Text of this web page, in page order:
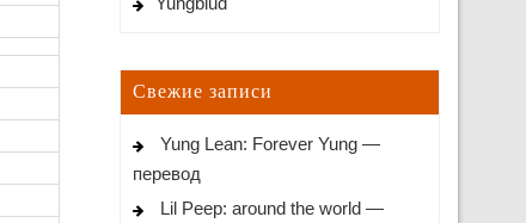
Свежие записи
Yung Lean: Forever Yung —
перевод
Lil Peep: around the world —